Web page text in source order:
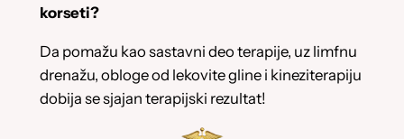
korseti?
Da pomažu kao sastavni deo terapije, uz limfnu
drenažu, obloge od lekovite gline i kineziterapiju
dobija se sjajan terapijski rezultat!